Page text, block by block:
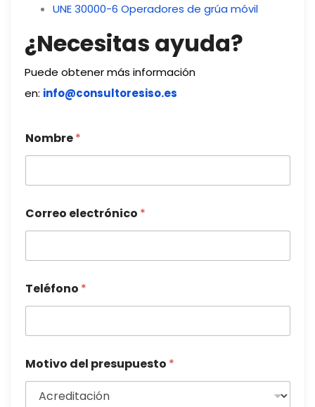
UNE 30000-6 Operadores de grúa móvil
¿Necesitas ayuda?
Puede obtener más información
en: info@consultoresiso.es
Nombre*
Correo electrónico *
Teléfono *
Motivo del presupuesto *